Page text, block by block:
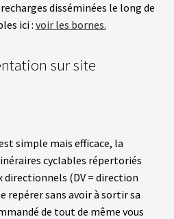
disséminées le long de
ici : voir les bornes.
sur site
simple mais efficace, la
cyclables répertoriés
directionnels (DV = direction
repérer sans avoir à sortir sa
de tout de même vous